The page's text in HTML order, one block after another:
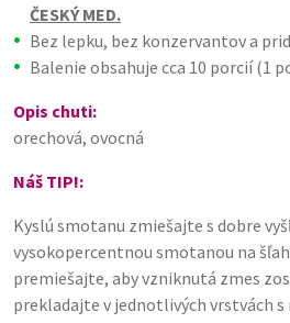
ČESKÝ MED.
Bez lepku, bez konzervantov a
Balenie obsahuje cca 10 porcií (1
Opis chuti:
orechová, ovocná
Náš TIP!:
Kyslú smotanu zmiešajte s dobre
vysokopercentnou smotanou na
premiešajte, aby vzniknutá zmes
prekladajte v jednotlivých vrstvách